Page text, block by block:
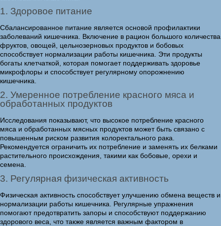
1. Здоровое питание
Сбалансированное питание является основой профилактики
заболеваний кишечника. Включение в рацион большого количества
фруктов, овощей, цельнозерновых продуктов и бобовых
способствует нормализации работы кишечника. Эти продукты
богаты клетчаткой, которая помогает поддерживать здоровье
микрофлоры и способствует регулярному опорожнению
кишечника.
2. Умеренное потребление красного мяса и
обработанных продуктов
Исследования показывают, что высокое потребление красного
мяса и обработанных мясных продуктов может быть связано с
повышенным риском развития колоректального рака.
Рекомендуется ограничить их потребление и заменять их белками
растительного происхождения, такими как бобовые, орехи и
семена.
3. Регулярная физическая активность
Физическая активность способствует улучшению обмена веществ и
нормализации работы кишечника. Регулярные упражнения
помогают предотвратить запоры и способствуют поддержанию
здорового веса, что также является важным фактором в